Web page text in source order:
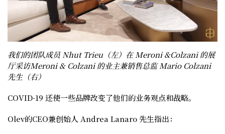
我们的团队成员 Nhut Trieu（左）在 Meroni &Colzani 的展
厅采访Meroni & Colzani 的业主兼销售总监 Mario Colzani
先生（右）
COVID-19 还使一些品牌改变了他们的业务观点和战略。
Olev的CEO兼创始人 Andrea Lanaro 先生指出：